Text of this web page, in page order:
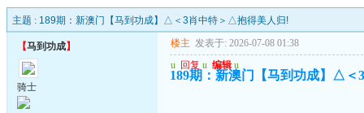
主题 : 189期：新澳门【马到功成】△＜3肖中特＞△抱得美人归!
【马到功成】
骑士
楼主 发表于: 2026-07-08 01:38
u 回复 u 编辑 u
189期：新澳门【马到功成】△